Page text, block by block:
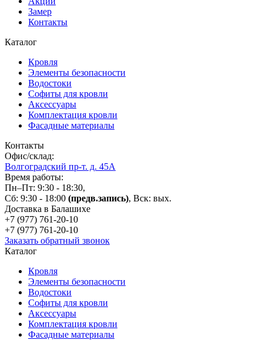
Замер
Контакты
Каталог
Кровля
Элементы безопасности
Водостоки
Софиты для кровли
Аксессуары
Комплектация кровли
Фасадные материалы
Контакты
Офис/склад:
Волгоградский пр-т. д. 45А
Время работы:
Пн–Пт: 9:30 - 18:30,
Сб: 9:30 - 18:00 (предв.запись), Вск: вых.
Доставка в Балашихе
+7 (977) 761-20-10
+7 (977) 761-20-10
Заказать обратный звонок
Каталог
Кровля
Элементы безопасности
Водостоки
Софиты для кровли
Аксессуары
Комплектация кровли
Фасадные материалы